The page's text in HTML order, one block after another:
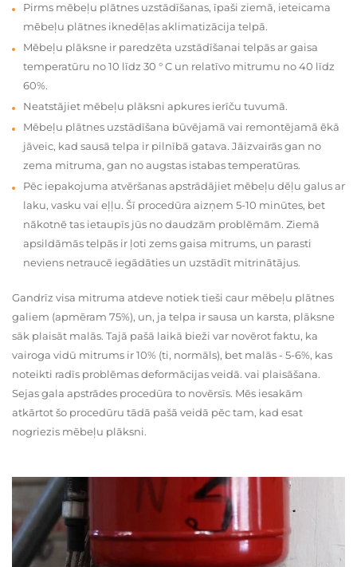
Pirms mēbeļu plātnes uzstādīšanas, īpaši ziemā, ieteicama
mēbeļu plātnes iknedēļas aklimatizācija telpā.
Mēbeļu plāksne ir paredzēta uzstādīšanai telpās ar gaisa
temperatūru no 10 līdz 30 ° C un relatīvo mitrumu no 40 līdz
60%.
Neatstājiet mēbeļu plāksni apkures ierīču tuvumā.
Mēbeļu plātnes uzstādīšana būvējamā vai remontējamā ēkā
jāveic, kad sausā telpa ir pilnībā gatava. Jāizvairās gan no
zema mitruma, gan no augstas istabas temperatūras.
Pēc iepakojuma atvēršanas apstrādājiet mēbeļu dēļu galus ar
laku, vasku vai eļļu. Šī procedūra aizņem 5-10 minūtes, bet
nākotnē tas ietaupīs jūs no daudzām problēmām. Ziemā
apsildāmās telpās ir ļoti zems gaisa mitrums, un parasti
neviens netraucē iegādāties un uzstādīt mitrinātājus.
Gandrīz visa mitruma atdeve notiek tieši caur mēbeļu plātnes
galiem (apmēram 75%), un, ja telpa ir sausa un karsta, plāksne
sāk plaisāt malās. Tajā pašā laikā bieži var novērot faktu, ka
vairoga vidū mitrums ir 10% (ti, normāls), bet malās - 5-6%, kas
noteikti radīs problēmas deformācijas veidā. vai plaisāšana.
Sejas gala apstrādes procedūra to novērsīs. Mēs iesakām
atkārtot šo procedūru tādā pašā veidā pēc tam, kad esat
nogriezis mēbeļu plāksni.